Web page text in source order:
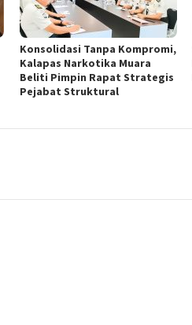
Konsolidasi Tanpa Kompromi,
Kalapas Narkotika Muara
Beliti Pimpin Rapat Strategis
Pejabat Struktural